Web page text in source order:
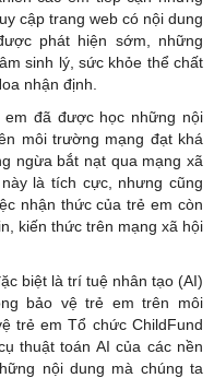
cập trang web có nội dung
phát hiện sớm, những
sinh lý, sức khỏe thể chất
nhận định.
đã được học những nội
môi trường mạng đạt khá
ngừa bắt nạt qua mạng xã
là tích cực, nhưng cũng
nhận thức của trẻ em còn
kiến thức trên mạng xã hội
biệt là trí tuệ nhân tạo (AI)
bảo vệ trẻ em trên môi
trẻ em Tổ chức ChildFund
thuật toán AI của các nền
nội dung mà chúng ta